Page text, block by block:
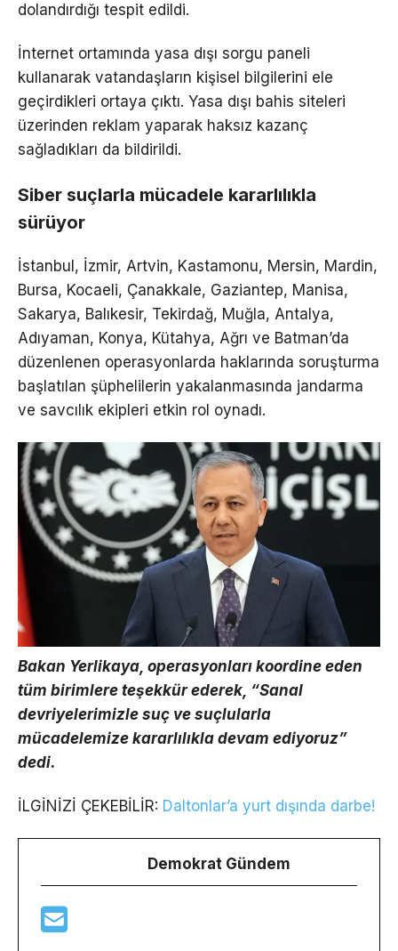
dolandırdığı tespit edildi.
İnternet ortamında yasa dışı sorgu paneli
kullanarak vatandaşların kişisel bilgilerini ele
geçirdikleri ortaya çıktı. Yasa dışı bahis siteleri
üzerinden reklam yaparak haksız kazanç
sağladıkları da bildirildi.
Siber suçlarla mücadele kararlılıkla
sürüyor
İstanbul, İzmir, Artvin, Kastamonu, Mersin, Mardin,
Bursa, Kocaeli, Çanakkale, Gaziantep, Manisa,
Sakarya, Balıkesir, Tekirdağ, Muğla, Antalya,
Adıyaman, Konya, Kütahya, Ağrı ve Batman’da
düzenlenen operasyonlarda haklarında soruşturma
başlatılan şüphelilerin yakalanmasında jandarma
ve savcılık ekipleri etkin rol oynadı.
Bakan Yerlikaya, operasyonları koordine eden
tüm birimlere teşekkür ederek, “Sanal
devriyelerimizle suç ve suçlularla
mücadelemize kararlılıkla devam ediyoruz”
dedi.
İLGİNİZİ ÇEKEBİLİR: Daltonlar’a yurt dışında darbe!
Demokrat Gündem